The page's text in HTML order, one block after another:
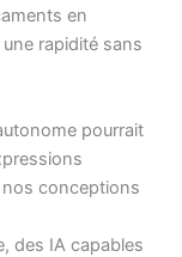
en
rapidité sans
pourrait
conceptions
des IA capables